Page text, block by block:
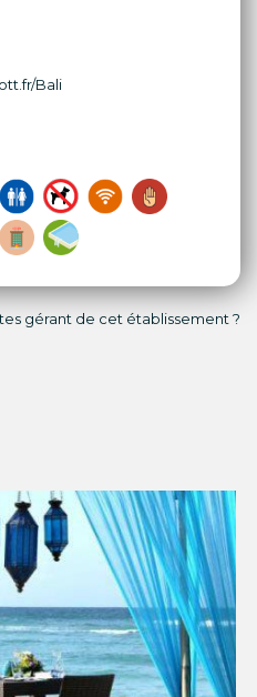
Bali‎
gérant de cet établissement ?